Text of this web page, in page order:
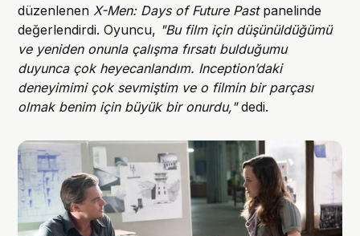
düzenlenen X-Men: Days of Future Past panelinde
değerlendirdi. Oyuncu, "Bu film için düşünüldüğümü
ve yeniden onunla çalışma fırsatı bulduğumu
duyunca çok heyecanlandım. Inception’daki
deneyimimi çok sevmiştim ve o filmin bir parçası
olmak benim için büyük bir onurdu,"dedi.